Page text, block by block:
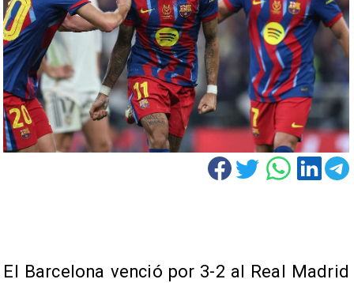
El Barcelona venció por 3-2 al Real Madrid